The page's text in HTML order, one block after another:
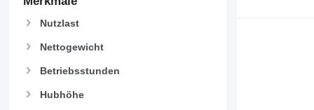
Nutzlast
Nettogewicht
Betriebsstunden
Hubhöhe